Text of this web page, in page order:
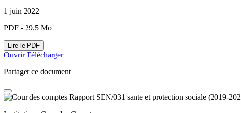
1 juin 2022
PDF - 29.5 Mo
Lire le PDF
OuvrirTélécharger
Partager ce document